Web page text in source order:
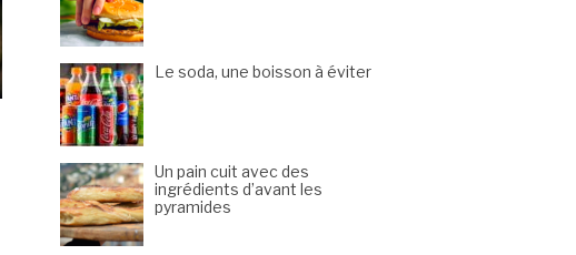
Le soda, une boisson à éviter
Un pain cuit avec des
ingrédients d’avant les
pyramides